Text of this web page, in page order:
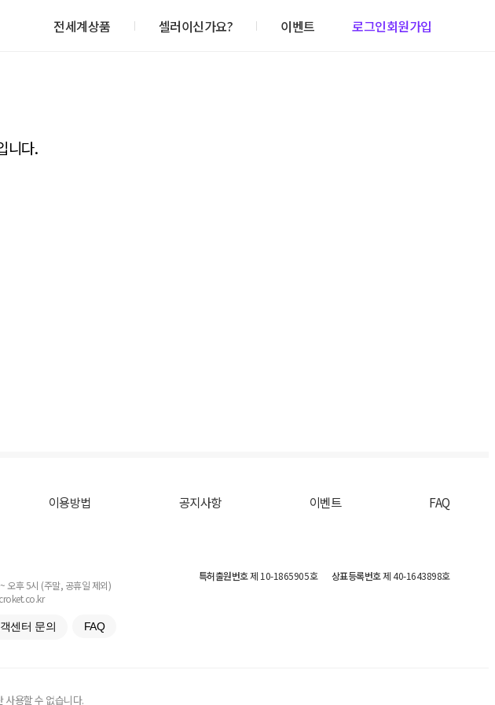
전세계상품 셀러이신가요? 이벤트 로그인회원가입
니다.
이용방법 공지사항 이벤트 FAQ
오후 5시 (주말, 공휴일 제외)
센터 문의 FAQ
특허출원번호제 10-1865905호 상표등록번호제 40-1643898호
사용할 수 없습니다.